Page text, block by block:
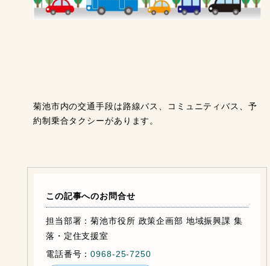
菊池市内の交通手段は路線バス、コミュニティバス、予
約制乗合タクシーがあります。
この記事へのお問合せ
担当部署：菊池市役所 政策企画部 地域振興課 集
落・定住支援室
電話番号：0968-25-7250